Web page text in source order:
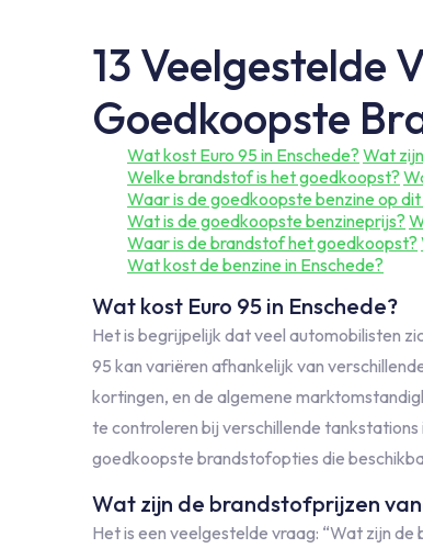
13 Veelgestelde
Goedkoopste
Wat kost Euro 95 in Enschede? Wat
Welke brandstof is het goedkoopst?
Waar is de goedkoopste benzine op
Wat is de goedkoopste benzineprijs?
Waar is de brandstof het goedkoopst?
Wat kost de benzine in Enschede?
Wat kost Euro 95 in Enschede?
Het is begrijpelijk dat veel automobilisten
95 kan variëren afhankelijk van
kortingen, en de algemene
te controleren bij verschillende
goedkoopste brandstofopties die
Wat zijn de brandstofprijzen
Het is een veelgestelde vraag: “Wat zijn